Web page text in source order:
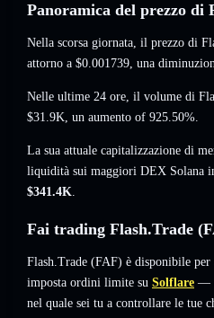
Panoramica del prezzo di
Nella scorsa giornata, il prezzo di
attorno a $0.001739, una
Nelle ultime 24 ore, il volume di
$31.9K, un aumento of 925.50%.
La sua attuale capitalizzazione di
liquidità sui maggiori DEX Solana
$341.4K.
Fai trading Flash.Trade
Flash.Trade (FAF) è disponibile per
imposta ordini limite su Solflare —
nel quale sei tu a controllare le tue